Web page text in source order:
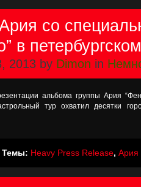
со
в
2013 by Dimon in
альбома группы Ария
тур охватил десятки
Темы: Heavy Press Release, Ария